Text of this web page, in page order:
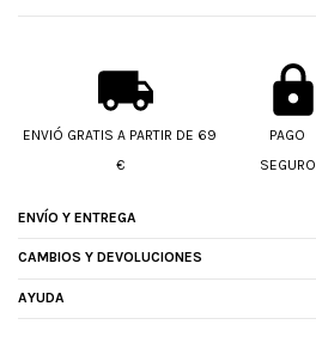
ENVIÓ GRATIS A PARTIR DE 69
€
PAGO
SEGURO
ENVÍO Y ENTREGA
CAMBIOS Y DEVOLUCIONES
AYUDA